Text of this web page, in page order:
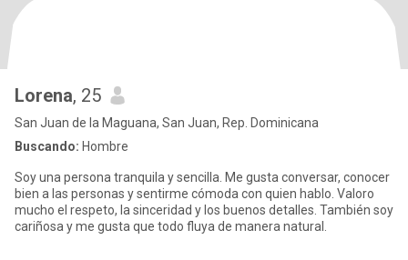
Lorena, 25
San Juan de la Maguana, San Juan, Rep. Dominicana
Buscando: Hombre
Soy una persona tranquila y sencilla. Me gusta conversar, conocer
bien a las personas y sentirme cómoda con quien hablo. Valoro
mucho el respeto, la sinceridad y los buenos detalles. También soy
cariñosa y me gusta que todo fluya de manera natural.